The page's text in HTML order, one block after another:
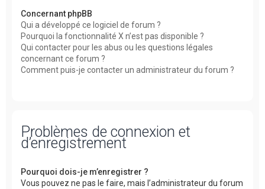
Concernant phpBB
Qui a développé ce logiciel de forum ?
Pourquoi la fonctionnalité X n’est pas disponible ?
Qui contacter pour les abus ou les questions légales
concernant ce forum ?
Comment puis-je contacter un administrateur du forum ?
Problèmes de connexion et
d’enregistrement
Pourquoi dois-je m’enregistrer ?
Vous pouvez ne pas le faire, mais l’administrateur du forum